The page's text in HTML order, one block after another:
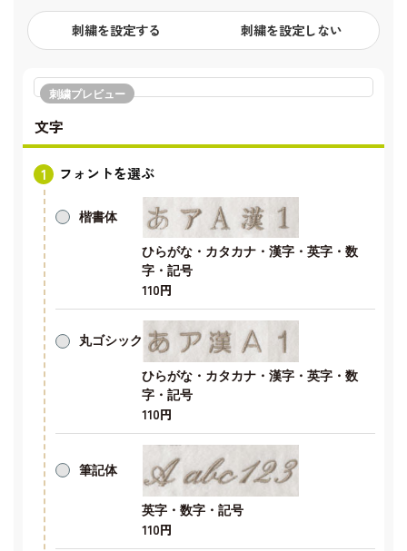
刺繍を設定する 刺繍を設定しない
刺繍プレビュー
文字
フォントを選ぶ
楷書体
ひらがな・カタカナ・漢字・英字・数
字・記号
110円
丸ゴシック
ひらがな・カタカナ・漢字・英字・数
字・記号
110円
筆記体
英字・数字・記号
110円